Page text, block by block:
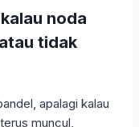
noda
tidak
apalagi kalau
muncul,